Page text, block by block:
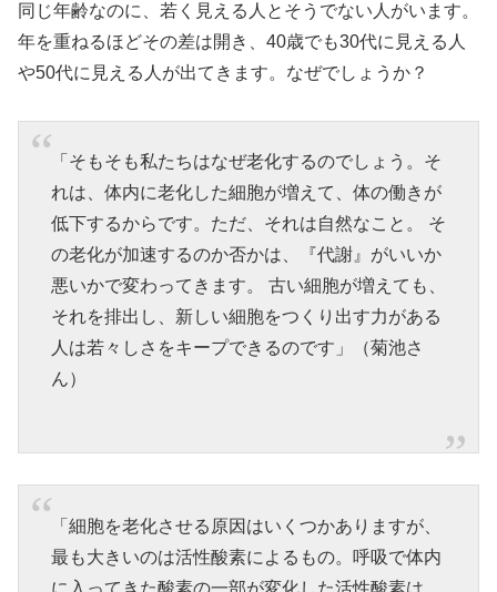
同じ年齢なのに、若く見える人とそうでない人がいます。
年を重ねるほどその差は開き、40歳でも30代に見える人
や50代に見える人が出てきます。なぜでしょうか？
「そもそも私たちはなぜ老化するのでしょう。そ
れは、体内に老化した細胞が増えて、体の働きが
低下するからです。ただ、それは自然なこと。 そ
の老化が加速するのか否かは、『代謝』がいいか
悪いかで変わってきます。 古い細胞が増えても、
それを排出し、新しい細胞をつくり出す力がある
人は若々しさをキープできるのです」（菊池さ
ん）
「細胞を老化させる原因はいくつかありますが、
最も大きいのは活性酸素によるもの。呼吸で体内
に入ってきた酸素の一部が変化した活性酸素は、